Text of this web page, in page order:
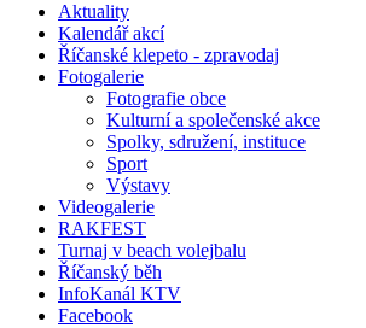
Aktuality
Kalendář akcí
Říčanské klepeto - zpravodaj
Fotogalerie
Fotografie obce
Kulturní a společenské akce
Spolky, sdružení, instituce
Sport
Výstavy
Videogalerie
RAKFEST
Turnaj v beach volejbalu
Říčanský běh
InfoKanál KTV
Facebook